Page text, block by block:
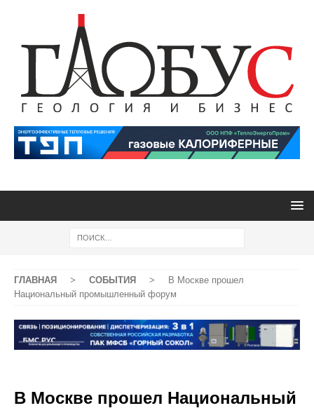
ГЛАВНАЯ > СОБЫТИЯ >
В Москве прошел
Национальный промышленный форум
В Москве прошел Национальный